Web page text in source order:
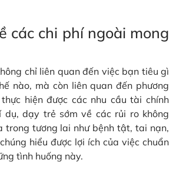
các chi phí ngoài mong
chỉ liên quan đến việc bạn tiêu gì
nào, mà còn liên quan đến phương
hiện được các nhu cầu tài chính
dụ, dạy trẻ sớm về các rủi ro không
trong tương lai như bệnh tật, tai nạn,
hiểu được lợi ích của việc chuẩn
tình huống này.